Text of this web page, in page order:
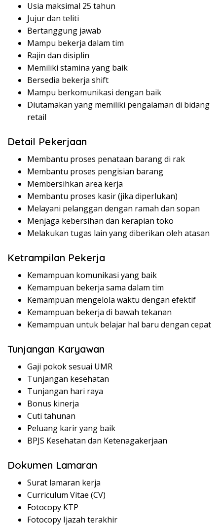
Usia maksimal 25 tahun
Jujur dan teliti
Bertanggung jawab
Mampu bekerja dalam tim
Rajin dan disiplin
Memiliki stamina yang baik
Bersedia bekerja shift
Mampu berkomunikasi dengan baik
Diutamakan yang memiliki pengalaman di bidang
retail
Detail Pekerjaan
Membantu proses penataan barang di rak
Membantu proses pengisian barang
Membersihkan area kerja
Membantu proses kasir (jika diperlukan)
Melayani pelanggan dengan ramah dan sopan
Menjaga kebersihan dan kerapian toko
Melakukan tugas lain yang diberikan oleh atasan
Ketrampilan Pekerja
Kemampuan komunikasi yang baik
Kemampuan bekerja sama dalam tim
Kemampuan mengelola waktu dengan efektif
Kemampuan bekerja di bawah tekanan
Kemampuan untuk belajar hal baru dengan cepat
Tunjangan Karyawan
Gaji pokok sesuai UMR
Tunjangan kesehatan
Tunjangan hari raya
Bonus kinerja
Cuti tahunan
Peluang karir yang baik
BPJS Kesehatan dan Ketenagakerjaan
Dokumen Lamaran
Surat lamaran kerja
Curriculum Vitae (CV)
Fotocopy KTP
Fotocopy Ijazah terakhir